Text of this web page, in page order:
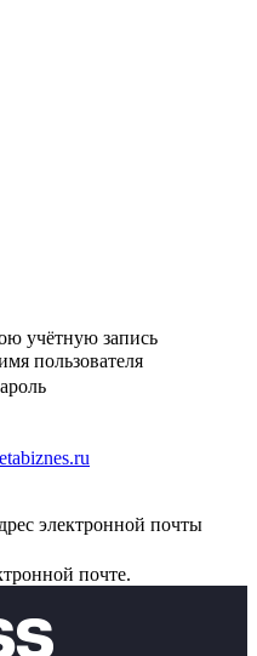
учётную запись
пользователя
электронной почты
почте.